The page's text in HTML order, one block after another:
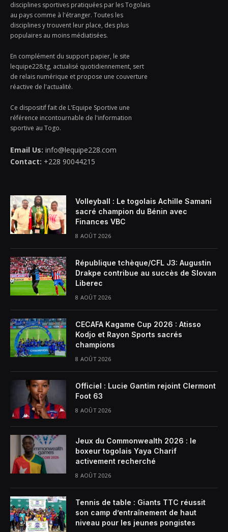
disciplines sportives pratiquées par les Togolais
au pays comme à l'étranger. Toutes les
disciplines y trouvent leur place, des plus
populaires au moins médiatisées.
En complément du support papier, le site
lequipe228.tg, actualisé quotidiennement, sert
de relais numérique et propose une couverture
réactive de l'actualité.
Ce dispositif fait de L'Equipe Sportive une
référence incontournable de l'information
sportive au Togo.
Email Us: info@lequipe228.com
Contact: +228 90044215
Volleyball : Le togolais Achille Samani
sacré champion du Bénin avec
Finances VBC
8 AOÛT 2026
République tchèque/CFL J3: Augustin
Drakpe contribue au succès de Slovan
Liberec
8 AOÛT 2026
CECAFA Kagame Cup 2026 : Atisso
Kodjo et Rayon Sports sacrés
champions
8 AOÛT 2026
Officiel : Lucie Gantim rejoint Clermont
Foot 63
8 AOÛT 2026
Jeux du Commonwealth 2026 : le
boxeur togolais Yaya Charif
activement recherché
8 AOÛT 2026
Tennis de table : Giants TTC réussit
son camp d’entraînement de haut
niveau pour les jeunes pongistes